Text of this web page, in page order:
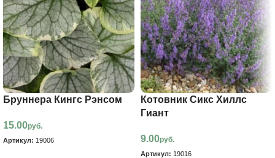
Бруннера Кингс Рэнсом
15.00руб.
Артикул: 19006
Котовник Сикс Хиллс
Гиант
9.00руб.
Артикул: 19016